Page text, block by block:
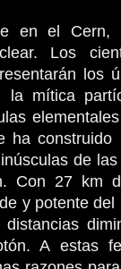
en el Cern,
Los
los
la mítica
ha construido
de
Con 27 km
y potente
A estas